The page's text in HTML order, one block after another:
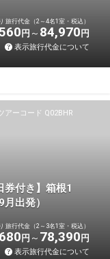
旅行代金（2～4名1室・税込）
円 84,970 円
表示旅行代金について
アーコード Q02BHR
券付き】箱根1
出発）
旅行代金（2～3名1室・税込）
円 78,390 円
表示旅行代金について